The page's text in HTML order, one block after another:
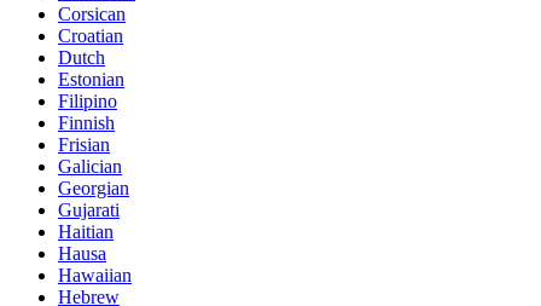
Corsican
Croatian
Dutch
Estonian
Filipino
Finnish
Frisian
Galician
Georgian
Gujarati
Haitian
Hausa
Hawaiian
Hebrew